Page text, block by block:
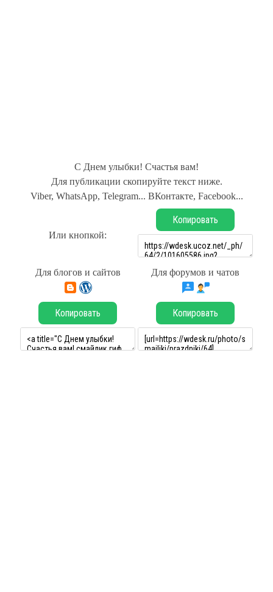
С Днем улыбки! Счастья вам!
Для публикации скопируйте текст ниже.
Viber, WhatsApp, Telegram... ВКонтакте, Facebook...
Или кнопкой:
Копировать
Для блогов и сайтов Для форумов и чатов
Копировать Копировать